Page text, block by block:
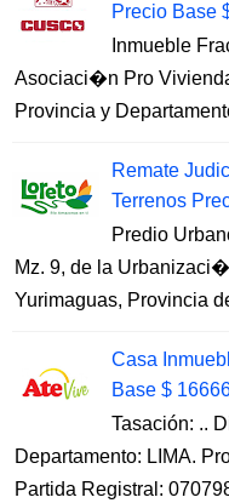
Precio Base
Inmueble
Asociaci�n Pro
Provincia y
Remate
Terrenos
Predio
Mz. 9, de la
Yurimaguas, Provincia
Casa
Base $
Tasación: ..
Departamento: LIMA.
Partida Registral: